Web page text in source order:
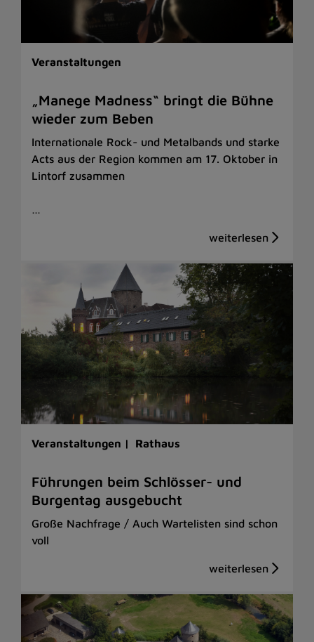
Veranstaltungen
„Manege Madness“ bringt die Bühne
wieder zum Beben
Internationale Rock- und Metalbands und starke
Acts aus der Region kommen am 17. Oktober in
Lintorf zusammen
…
Veranstaltungen | Rathaus
Führungen beim Schlösser- und
Burgentag ausgebucht
Große Nachfrage / Auch Wartelisten sind schon
voll